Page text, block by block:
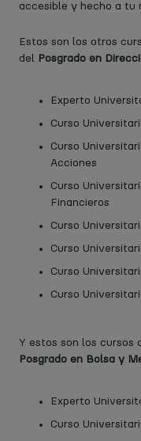
accesible y hecho a tu
Estos son los otros
del ​ Posgrado en
Experto
Curso
Curso
Acciones
Curso
Financieros
Curso
Curso
Curso
Curso
Y estos son los cursos
Posgrado en Bolsa y
Experto
Curso